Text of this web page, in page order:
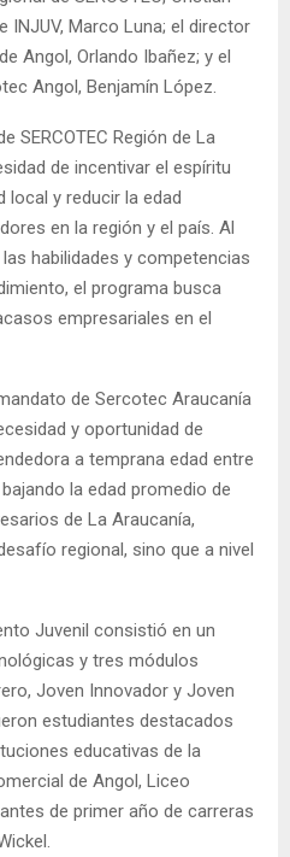
INJUV, Marco Luna; el director
Angol, Orlando Ibañez; y el
Angol, Benjamín López.
SERCOTEC Región de La
de incentivar el espíritu
local y reducir la edad
en la región y el país. Al
habilidades y competencias
el programa busca
empresariales en el
de Sercotec Araucanía
y oportunidad de
a temprana edad entre
la edad promedio de
de La Araucanía,
regional, sino que a nivel
Juvenil consistió en un
y tres módulos
Joven Innovador y Joven
estudiantes destacados
educativas de la
de Angol, Liceo
de primer año de carreras